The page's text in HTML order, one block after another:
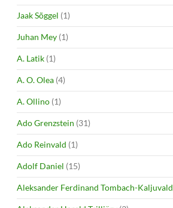
Jaak Sõggel (1)
Juhan Mey (1)
A. Latik (1)
A. O. Olea (4)
A. Ollino (1)
Ado Grenzstein (31)
Ado Reinvald (1)
Adolf Daniel (15)
Aleksander Ferdinand Tombach-Kaljuvald